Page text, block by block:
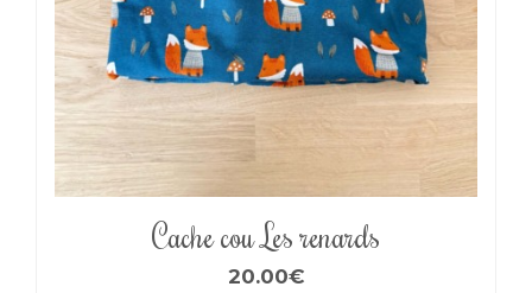
Cache cou Les renards
20.00€